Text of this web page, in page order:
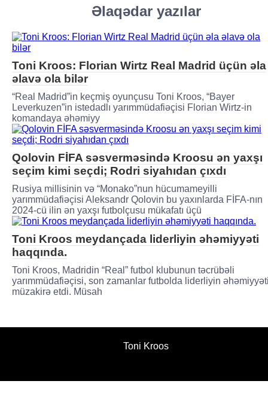
Əlaqədar yazılar
Toni Kroos: Florian Wirtz Real Madrid üçün əla
əlavə ola bilər
“Real Madrid”in keçmiş oyunçusu Toni Kroos, “Bayer
Leverkuzen”in istedadlı yarımmüdafiəçisi Florian Wirtz-in
komandaya əhəmiyy
Qolovin FİFA səsverməsində Kroosu ən yaxşı
seçim kimi seçdi; Rodri siyahıdan çıxdı
Rusiya millisinin və “Monako”nun hücumameyilli
yarımmüdafiəçisi Aleksandr Qolovin bu yaxınlarda FİFA-nın
2024-cü ilin ən yaxşı futbolçusu mükafatı üçü
Toni Kroos meydançada liderliyin əhəmiyyəti
haqqında.
Toni Kroos, Madridin “Real” futbol klubunun təcrübəli
yarımmüdafiəçisi, son zamanlar futbolda liderliyin
müzakirə etdi. Müsah
Toni Kroos